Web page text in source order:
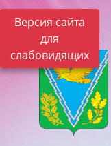
Версия сайта
для
слабовидящих